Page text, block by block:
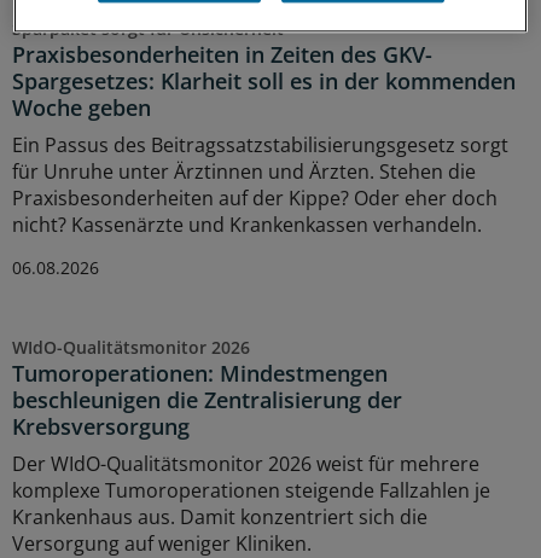
Sparpaket sorgt für Unsicherheit
Praxisbesonderheiten in Zeiten des GKV-
Spargesetzes: Klarheit soll es in der kommenden
Woche geben
Ein Passus des Beitragssatzstabilisierungsgesetz sorgt
für Unruhe unter Ärztinnen und Ärzten. Stehen die
Praxisbesonderheiten auf der Kippe? Oder eher doch
nicht? Kassenärzte und Krankenkassen verhandeln.
06.08.2026
WIdO-Qualitätsmonitor 2026
Tumoroperationen: Mindestmengen
beschleunigen die Zentralisierung der
Krebsversorgung
Der WIdO-Qualitätsmonitor 2026 weist für mehrere
komplexe Tumoroperationen steigende Fallzahlen je
Krankenhaus aus. Damit konzentriert sich die
Versorgung auf weniger Kliniken.